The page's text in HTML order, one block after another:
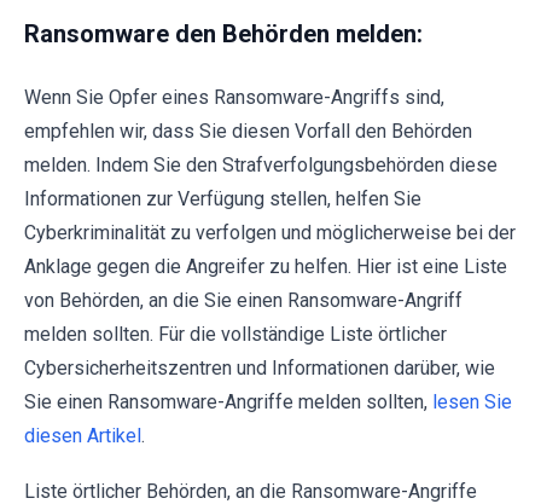
Ransomware den Behörden melden:
Wenn Sie Opfer eines Ransomware-Angriffs sind,
empfehlen wir, dass Sie diesen Vorfall den Behörden
melden. Indem Sie den Strafverfolgungsbehörden diese
Informationen zur Verfügung stellen, helfen Sie
Cyberkriminalität zu verfolgen und möglicherweise bei der
Anklage gegen die Angreifer zu helfen. Hier ist eine Liste
von Behörden, an die Sie einen Ransomware-Angriff
melden sollten. Für die vollständige Liste örtlicher
Cybersicherheitszentren und Informationen darüber, wie
Sie einen Ransomware-Angriffe melden sollten, lesen Sie
diesen Artikel.
Liste örtlicher Behörden, an die Ransomware-Angriffe